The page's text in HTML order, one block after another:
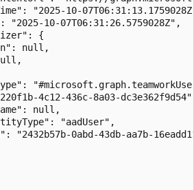
"2025-10-
"2025-10-07T06:31:26.5759028Z",
{
null,
4c12-436c-8a03-
null,
"aadUser",
"2432b57b-0abd-43db-aa7b-